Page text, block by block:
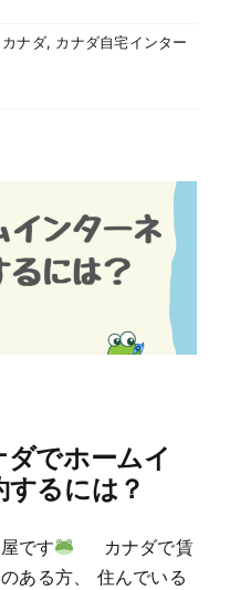
カナダ, カナダ自宅インター
ダでホームイ
るには？
です
カナダで賃
ある方、 住んでいる